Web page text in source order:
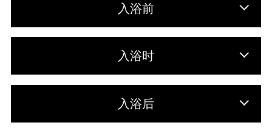
入浴前
入浴时
入浴后